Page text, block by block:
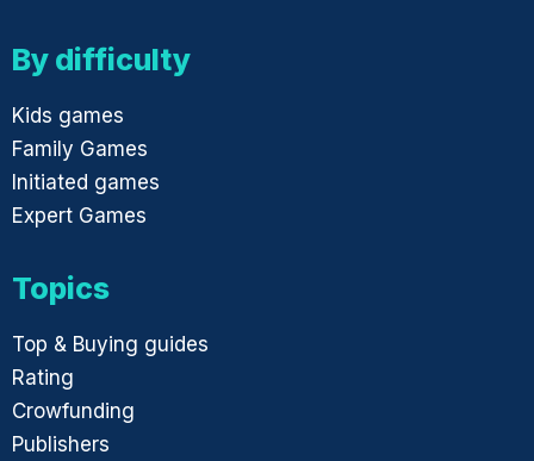
By difficulty
Kids games
Family Games
Initiated games
Expert Games
Topics
Top & Buying guides
Rating
Crowfunding
Publishers